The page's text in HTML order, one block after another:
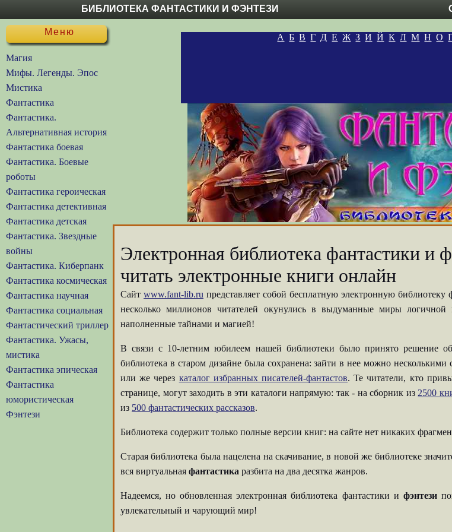
БИБЛИОТЕКА ФАНТАСТИКИ И ФЭНТЕЗИ
Меню
Магия
Мифы. Легенды. Эпос
Мистика
Фантастика
Фантастика.
Альтернативная история
Фантастика боевая
Фантастика. Боевые
роботы
Фантастика героическая
Фантастика детективная
Фантастика детская
Фантастика. Звездные
войны
Фантастика. Киберпанк
Фантастика космическая
Фантастика научная
Фантастика социальная
Фантастический триллер
Фантастика. Ужасы,
мистика
Фантастика эпическая
Фантастика
юмористическая
Фэнтези
А Б В Г Д Е Ж З И Й К Л М Н О
Электронная библиотека фантастики и
читать электронные книги онлайн
Сайт www.fant-lib.ru представляет собой бесплатную электронную
несколько миллионов читателей окунулись в выдуманные миры
наполненные тайнами и магией!
В связи с 10-летним юбилеем нашей библиотеки было принято решение
библиотека в старом дизайне была сохранена: зайти в нее можно несколькими
или же через каталог избранных писателей-фантастов. Те читатели, кто
странице, могут заходить в эти каталоги напрямую: так - на сборник из 2500
из 500 фантастических рассказов.
Библиотека содержит только полные версии книг: на сайте нет никаких
Старая библиотека была нацелена на скачивание, в новой же библиотеке
вся виртуальная фантастика разбита на два десятка жанров.
Надеемся, но обновленная электронная библиотека фантастики и фэнтези
увлекательный и чарующий мир!